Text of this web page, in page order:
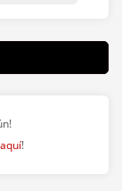
de
de
aquí!